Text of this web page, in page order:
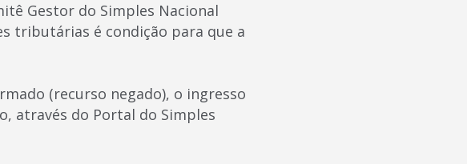
Gestor do Simples Nacional
tributárias é condição para que a
(recurso negado), o ingresso
através do Portal do Simples